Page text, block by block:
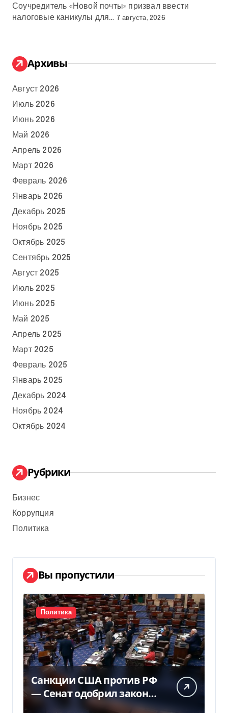
Соучредитель «Новой почты» призвал ввести
налоговые каникулы для… 7 августа, 2026
Архивы
Август 2026
Июль 2026
Июнь 2026
Май 2026
Апрель 2026
Март 2026
Февраль 2026
Январь 2026
Декабрь 2025
Ноябрь 2025
Октябрь 2025
Сентябрь 2025
Август 2025
Июль 2025
Июнь 2025
Май 2025
Апрель 2025
Март 2025
Февраль 2025
Январь 2025
Декабрь 2024
Ноябрь 2024
Октябрь 2024
Рубрики
Бизнес
Коррупция
Политика
Вы пропустили
Политика
Санкции США против РФ
— Сенат одобрил закон
Грема — Фокус